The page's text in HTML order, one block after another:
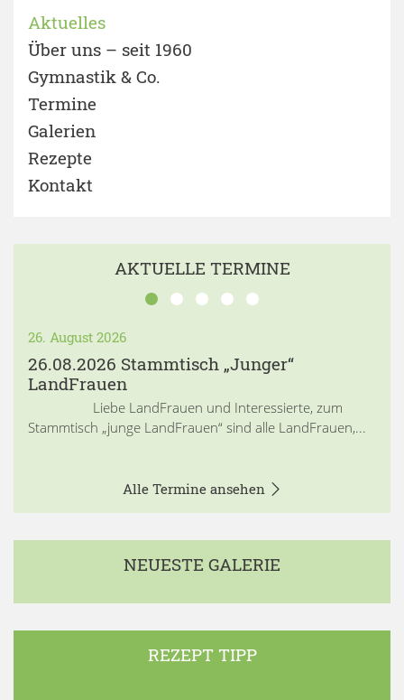
Aktuelles
Über uns – seit 1960
Gymnastik & Co.
Termine
Galerien
Rezepte
Kontakt
AKTUELLE TERMINE
26. August 2026
26.08.2026 Stammtisch „Junger“
LandFrauen
Liebe LandFrauen und Interessierte, zum
Stammtisch „junge LandFrauen“ sind alle LandFrauen,...
Alle Termine ansehen
NEUESTE GALERIE
REZEPT TIPP